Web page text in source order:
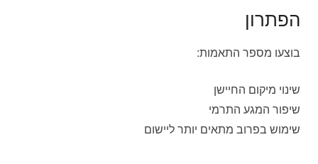
הפתרון
בוצעו מספר התאמות:
שינוי מיקום החיישן
שיפור המגע התרמי
שימוש בפרוב מתאים יותר ליישום